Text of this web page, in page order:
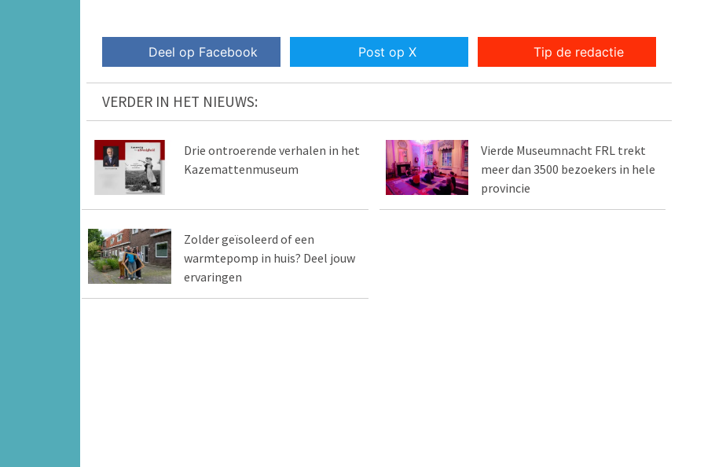
Deel op Facebook Post op X Tip de redactie
VERDER IN HET NIEUWS:
Drie ontroerende verhalen in het
Kazemattenmuseum
Vierde Museumnacht FRL trekt
meer dan 3500 bezoekers in hele
provincie
Zolder geïsoleerd of een
warmtepomp in huis? Deel jouw
ervaringen